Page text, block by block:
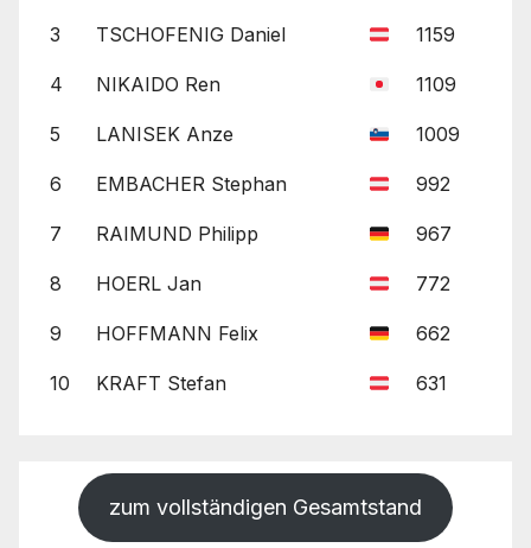
3 TSCHOFENIG Daniel 1159
4 NIKAIDO Ren 1109
5 LANISEK Anze 1009
6 EMBACHER Stephan 992
7 RAIMUND Philipp 967
8 HOERL Jan 772
9 HOFFMANN Felix 662
10 KRAFT Stefan 631
zum vollständigen Gesamtstand